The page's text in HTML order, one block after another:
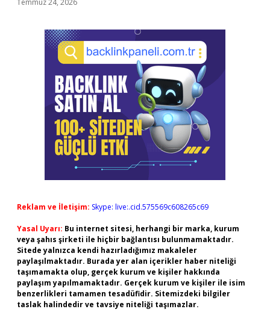
Temmuz 24, 2026
Reklam ve İletişim: Skype: live:.cid.575569c608265c69
Yasal Uyarı: Bu internet sitesi, herhangi bir marka, kurum
veya şahıs şirketi ile hiçbir bağlantısı bulunmamaktadır.
Sitede yalnızca kendi hazırladığımız makaleler
paylaşılmaktadır. Burada yer alan içerikler haber niteliği
taşımamakta olup, gerçek kurum ve kişiler hakkında
paylaşım yapılmamaktadır. Gerçek kurum ve kişiler ile isim
benzerlikleri tamamen tesadüfidir. Sitemizdeki bilgiler
taslak halindedir ve tavsiye niteliği taşımazlar.